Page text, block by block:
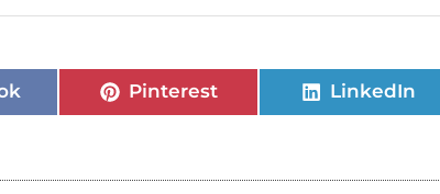
Pinterest LinkedIn